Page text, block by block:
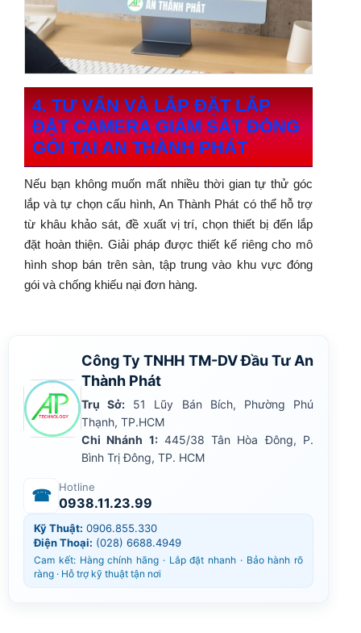
4. TƯ VẤN VÀ LẮP ĐẶT LẮP
ĐẶT CAMERA GIÁM SÁT ĐÓNG
GÓI TẠI AN THÀNH PHÁT
Nếu bạn không muốn mất nhiều thời gian tự thử góc
lắp và tự chọn cấu hình, An Thành Phát có thể hỗ trợ
từ khâu khảo sát, đề xuất vị trí, chọn thiết bị đến lắp
đặt hoàn thiện. Giải pháp được thiết kế riêng cho mô
hình shop bán trên sàn, tập trung vào khu vực đóng
gói và chống khiếu nại đơn hàng.
Công Ty TNHH TM-DV Đầu Tư An
Thành Phát
Trụ Sở: 51 Lũy Bán Bích, Phường Phú
Thạnh, TP.HCM
Chi Nhánh 1:445/38 Tân Hòa Đông, P.
Bình Trị Đông, TP. HCM
☎ Hotline
0938.11.23.99
Kỹ Thuật: 0906.855.330
Điện Thoại: (028) 6688.4949
Cam kết: Hàng chính hãng · Lắp đặt nhanh · Bảo hành rõ
ràng · Hỗ trợ kỹ thuật tận nơi